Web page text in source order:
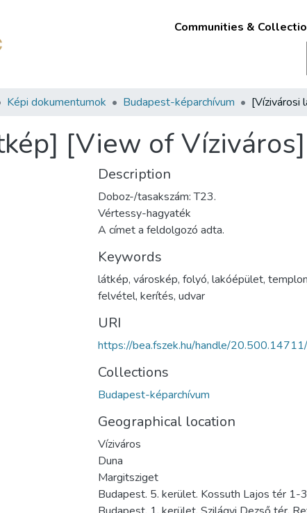
Communities &
Képi dokumentumok Budapest-képarchívum
[View of Víziváros]
Description
Doboz-/tasakszám: T23.
Vértessy-hagyaték
A címet a feldolgozó adta.
Keywords
látkép, városkép, folyó, lakóépület,
felvétel, kerítés, udvar
URI
https://bea.fszek.hu/handle/
Collections
Budapest-képarchívum
Geographical location
Víziváros
Duna
Margitsziget
Budapest. 5. kerület. Kossuth Lajos tér 1-